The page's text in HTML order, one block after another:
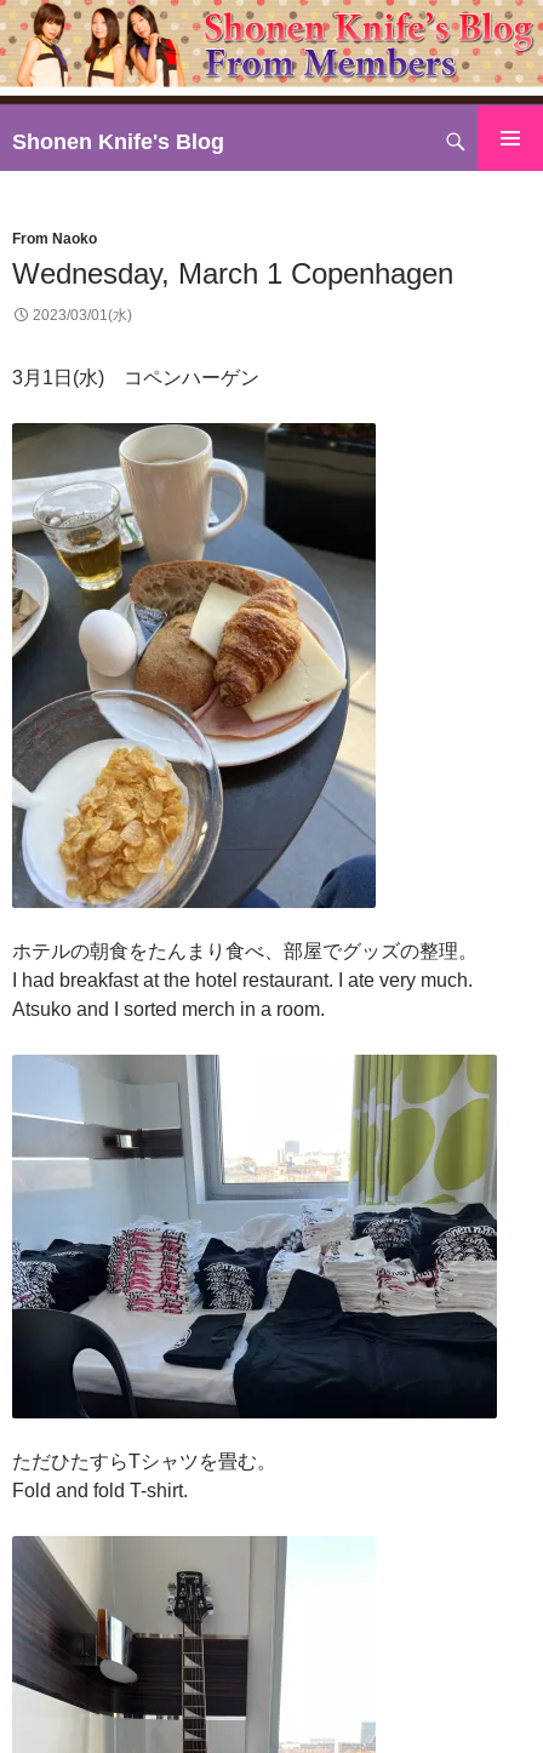
Shonen Knife's Blog
索
ン
ツ
へ
キ
プ
From Naoko
Wednesday, March 1 Copenhagen
2023/03/01(水)
3月1日(水) コペンハーゲン
ホテルの朝食をたんまり食べ、部屋でグッズの整理。
I had breakfast at the hotel restaurant. I ate very much.
Atsuko and I sorted merch in a room.
ただひたすらTシャツを畳む。
Fold and fold T-shirt.